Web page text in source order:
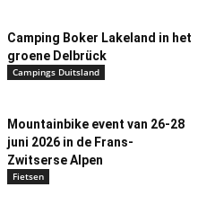
Camping Boker Lakeland in het
groene Delbrück
Campings Duitsland
Mountainbike event van 26-28
juni 2026 in de Frans-
Zwitserse Alpen
Fietsen